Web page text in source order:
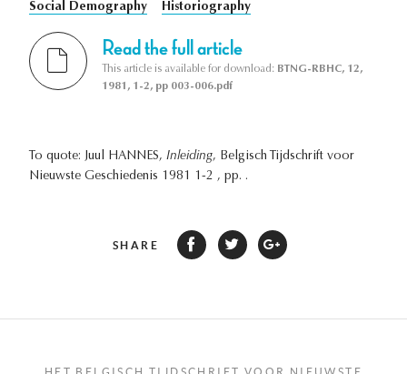
Social Demography
Historiography
Read the full article
This article is available for download: BTNG-RBHC, 12,
1981, 1-2, pp 003-006.pdf
To quote: Juul HANNES, Inleiding, Belgisch Tijdschrift voor
Nieuwste Geschiedenis 1981 1-2 , pp. .
SHARE